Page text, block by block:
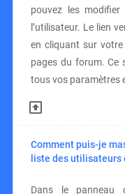
pouvez les
l’utilisateur. Le lien
en cliquant sur
pages du forum. Ce
tous vos paramètres
Comment puis-je
liste des utilisateurs
Dans le panneau